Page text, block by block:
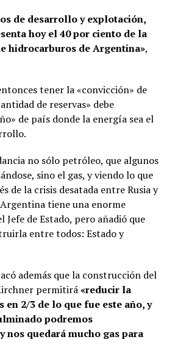
de desarrollo y explotación,
hoy el 40 por ciento de la
hidrocarburos de Argentina»,
tener la «convicción» de
de reservas» debe
de país donde la energía sea el
no sólo petróleo, que algunos
sino el gas, y viendo lo que
de la crisis desatada entre Rusia y
tiene una enorme
de Estado, pero añadió que
entre todos: Estado y
además que la construcción del
permitirá«reducir la
en 2/3 de lo que fue este año, y
podremos
nos quedará mucho gas para